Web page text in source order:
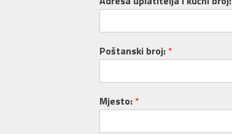
Poštanski broj: *
Mjesto: *